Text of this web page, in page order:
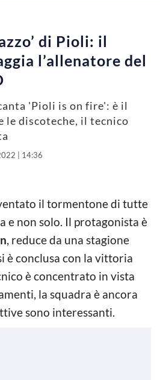
V
i
o
di Pioli: il
l’allenatore del
'Pioli is on fire': è il
discoteche, il tecnico
| 14:36
il tormentone di tutte
e non solo. Il protagonista è
, reduce da una stagione
è conclusa con la vittoria
è concentrato in vista
la squadra è ancora
sono interessanti.